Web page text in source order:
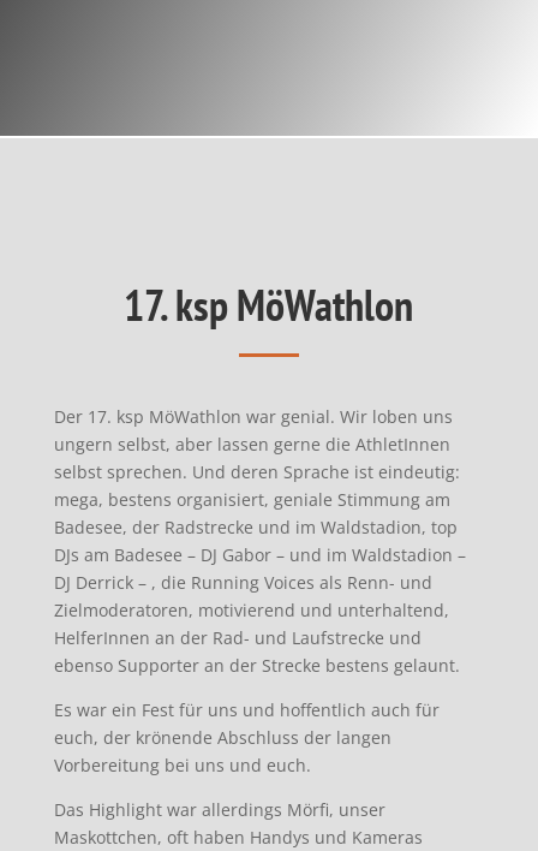
17. ksp MöWathlon
Der 17. ksp MöWathlon war genial. Wir loben uns
ungern selbst, aber lassen gerne die AthletInnen
selbst sprechen. Und deren Sprache ist eindeutig:
mega, bestens organisiert, geniale Stimmung am
Badesee, der Radstrecke und im Waldstadion, top
DJs am Badesee – DJ Gabor – und im Waldstadion –
DJ Derrick – , die Running Voices als Renn- und
Zielmoderatoren, motivierend und unterhaltend,
HelferInnen an der Rad- und Laufstrecke und
ebenso Supporter an der Strecke bestens gelaunt.
Es war ein Fest für uns und hoffentlich auch für
euch, der krönende Abschluss der langen
Vorbereitung bei uns und euch.
Das Highlight war allerdings Mörfi, unser
Maskottchen, oft haben Handys und Kameras